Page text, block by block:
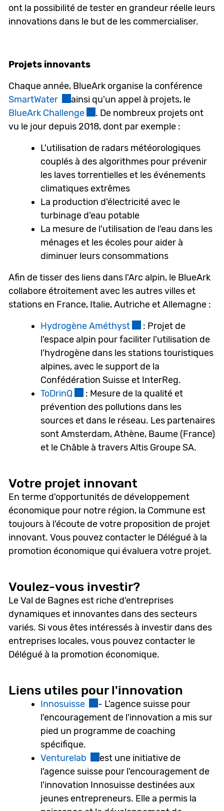
ont la possibilité de tester en grandeur réelle leurs
innovations dans le but de les commercialiser.
Projets innovants
Chaque année, BlueArk organise la conférence
SmartWater
Ce lien externe va ouvrir une nouvelle
ainsi qu'un appel à projets, le
BlueArk Challenge Ce lien externe va ouvrir une
. De nombreux projets ont
vu le jour depuis 2018, dont par exemple :
L'utilisation de radars météorologiques
couplés à des algorithmes pour prévenir
les laves torrentielles et les événements
climatiques extrêmes
La production d'électricité avec le
turbinage d'eau potable
La mesure de l'utilisation de l'eau dans les
ménages et les écoles pour aider à
diminuer leurs consommations
Afin de tisser des liens dans l'Arc alpin, le BlueArk
collabore étroitement avec les autres villes et
stations en France, Italie, Autriche et Allemagne :
Hydrogène Améthyst Ce lien externe va
: Projet de
l'espace alpin pour faciliter l'utilisation de
l'hydrogène dans les stations touristiques
alpines, avec le support de la
Confédération Suisse et InterReg.
ToDrinQ Ce lien externe va ouvrir une
: Mesure de la qualité et
prévention des pollutions dans les
sources et dans le réseau. Les partenaires
sont Amsterdam, Athène, Baume (France)
et le Châble à travers Altis Groupe SA.
Votre projet innovant
En terme d'opportunités de développement
économique pour notre région, la Commune est
toujours à l'écoute de votre proposition de projet
innovant. Vous pouvez contacter le Délégué à la
promotion économique qui évaluera votre projet.
Voulez-vous investir?
Le Val de Bagnes est riche d'entreprises
dynamiques et innovantes dans des secteurs
variés. Si vous êtes intéressés à investir dans des
entreprises locales, vous pouvez contacter le
Délégué à la promotion économique.
Liens utiles pour l'innovation
Innosuisse Ce lien externe va ouvrir une
- L'agence suisse pour
l'encouragement de l'innovation a mis sur
pied un programme de coaching
spécifique.
Venturelab
Ce lien externe va ouvrir une
est une initiative de
l'agence suisse pour l'encouragement de
l'innovation Innosuisse destinées aux
jeunes entrepreneurs. Elle a permis la